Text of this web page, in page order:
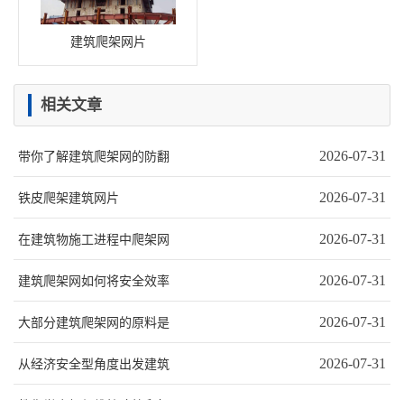
建筑爬架网片
相关文章
2026-07-31
带你了解建筑爬架网的防翻
2026-07-31
铁皮爬架建筑网片
2026-07-31
在建筑物施工进程中爬架网
2026-07-31
建筑爬架网如何将安全效率
2026-07-31
大部分建筑爬架网的原料是
2026-07-31
从经济安全型角度出发建筑